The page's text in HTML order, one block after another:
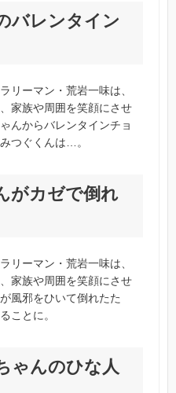
バレンタイン
リーマン・荒岩一味は、
家族や周囲を笑顔にさせ
んからバレンタインチョ
つぐくんは…。
がカゼで倒れ
リーマン・荒岩一味は、
家族や周囲を笑顔にさせ
風邪をひいて倒れたた
ことに。
ゃんのひな人